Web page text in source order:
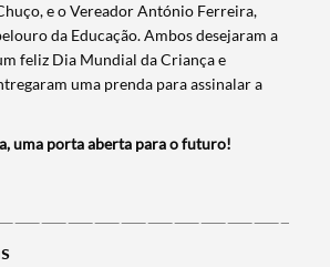
e o Vereador António Ferreira,
da Educação. Ambos desejaram a
feliz Dia Mundial da Criança e
uma prenda para assinalar a
uma porta aberta para o futuro!